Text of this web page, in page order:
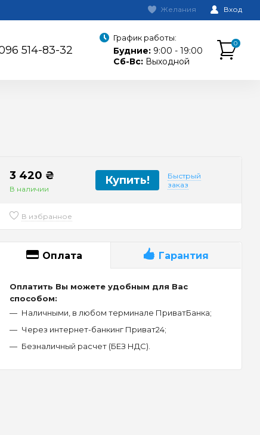
Желания Вход
514-83-32
График работы:
Будние:9:00 - 19:00
Сб-Вс: Выходной
0
3 420 ₴
В наличии
Купить!
Быстрый
заказ
В избранное
Оплата Гарантия
Оплатить Вы можете удобным для Вас
способом:
Наличными, в любом терминале ПриватБанка;
Через интернет-банкинг Приват24;
Безналичный расчет (БЕЗ НДС).